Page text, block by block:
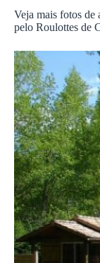
Veja mais fotos de
pelo Roulottes de